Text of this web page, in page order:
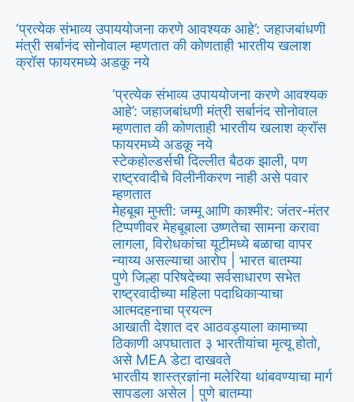
‘प्रत्येक संभाव्य उपाययोजना करणे आवश्यक आहे’: जहाजबांधणी
मंत्री सर्बानंद सोनोवाल म्हणतात की कोणताही भारतीय खलाश
क्रॉस फायरमध्ये अडकू नये
‘प्रत्येक संभाव्य उपाययोजना करणे आवश्यक
आहे’: जहाजबांधणी मंत्री सर्बानंद सोनोवाल
म्हणतात की कोणताही भारतीय खलाश क्रॉस
फायरमध्ये अडकू नये
स्टेकहोल्डर्सची दिल्लीत बैठक झाली, पण
राष्ट्रवादीचे विलीनीकरण नाही असे पवार
म्हणतात
मेहबूबा मुफ्ती: जम्मू आणि काश्मीर: जंतर-मंतर
टिप्पणीवर मेहबूबाला उष्णतेचा सामना करावा
लागला, विरोधकांचा यूटीमध्ये बळाचा वापर
न्याय्य असल्याचा आरोप | भारत बातम्या
पुणे जिल्हा परिषदेच्या सर्वसाधारण सभेत
राष्ट्रवादीच्या महिला पदाधिकाऱ्याचा
आत्मदहनाचा प्रयत्न
आखाती देशात दर आठवड्याला कामाच्या
ठिकाणी अपघातात ३ भारतीयांचा मृत्यू होतो,
असे MEA डेटा दाखवते
भारतीय शास्त्रज्ञांना मलेरिया थांबवण्याचा मार्ग
सापडला असेल | पुणे बातम्या